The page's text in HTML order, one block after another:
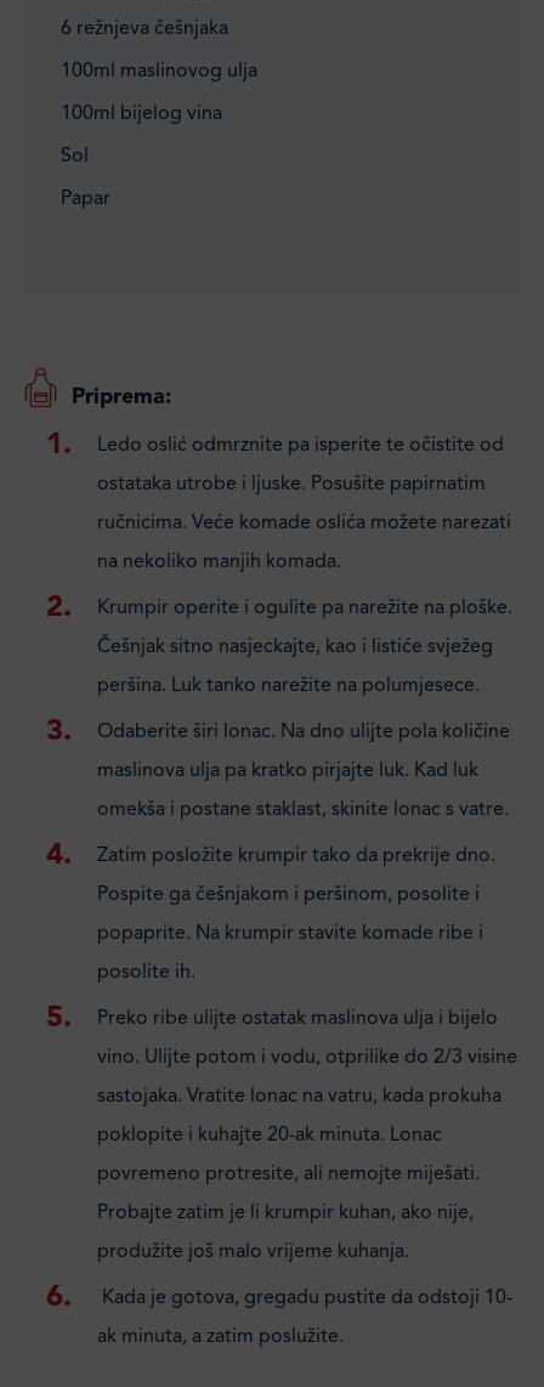
6 režnjeva češnjaka
100ml maslinovog ulja
100ml bijelog vina
Sol
Papar
Priprema:
Ledo oslić odmrznite pa isperite te očistite od
ostataka utrobe i ljuske. Posušite papirnatim
ručnicima. Veće komade oslića možete narezati
na nekoliko manjih komada.
Krumpir operite i ogulite pa narežite na ploške.
Češnjak sitno nasjeckajte, kao i listiće svježeg
peršina. Luk tanko narežite na polumjesece.
Odaberite širi lonac. Na dno ulijte pola količine
maslinova ulja pa kratko pirjajte luk. Kad luk
omekša i postane staklast, skinite lonac s vatre.
Zatim posložite krumpir tako da prekrije dno.
Pospite ga češnjakom i peršinom, posolite i
popaprite. Na krumpir stavite komade ribe i
posolite ih.
Preko ribe ulijte ostatak maslinova ulja i bijelo
vino. Ulijte potom i vodu, otprilike do 2/3 visine
sastojaka. Vratite lonac na vatru, kada prokuha
poklopite i kuhajte 20-ak minuta. Lonac
povremeno protresite, ali nemojte miješati.
Probajte zatim je li krumpir kuhan, ako nije,
produžite još malo vrijeme kuhanja.
Kada je gotova, gregadu pustite da odstoji 10-
ak minuta, a zatim poslužite.